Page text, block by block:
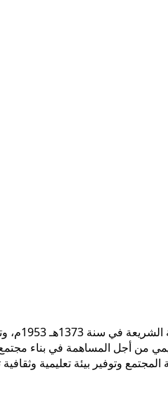
من أجل المساهمة في بناء
المجتمع وتوفير بيئة تعليمية